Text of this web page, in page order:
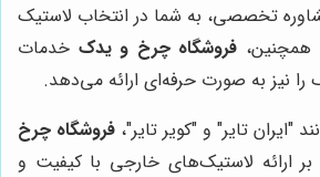
تخصصی، به شما در انتخاب لاستیک
فروشگاه چرخ و یدک خدمات
نیز به صورت حرفه‌ای ارائه می‌دهد.
"ایران تایر" و "کویر تایر"، فروشگاه چرخ
ارائه لاستیک‌های خارجی با کیفیت و